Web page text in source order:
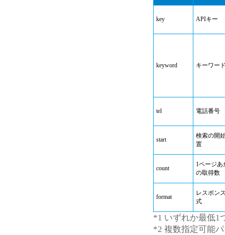
key APIキー
keyword キーワー
tel 電話番号
start
検索の開
置
count
1ページあ
の取得数
format
レスポン
式
*1 いずれか最低1
*2 複数指定可能